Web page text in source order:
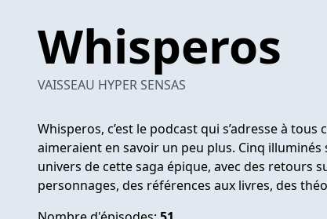
Whisperos
VAISSEAU HYPER SENSAS
Whisperos, c’est le podcast qui s’adresse à
aimeraient en savoir un peu plus. Cinq
univers de cette saga épique, avec des retours
personnages, des références aux livres, des